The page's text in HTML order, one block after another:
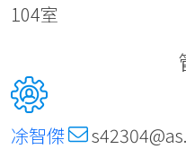
104室
凃智傑